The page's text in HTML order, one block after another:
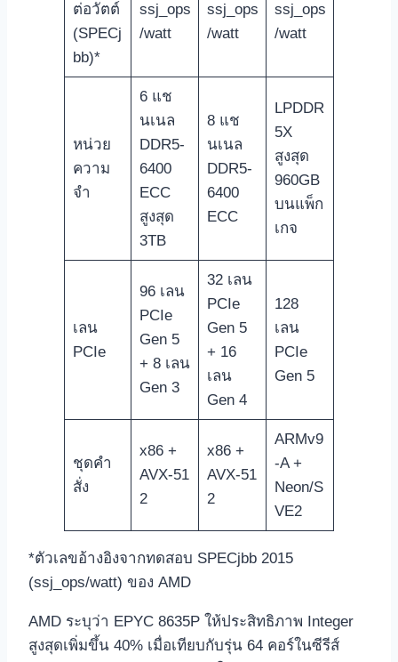
ต่อวัตต์
(SPECj
bb)*
ssj_ops
/watt
ssj_ops
/watt
ssj_ops
/watt
หน่วย
ความ
จำ
6 แช
นเนล
DDR5‑
6400
ECC
สูงสุด
3TB
8 แช
นเนล
DDR5‑
6400
ECC
LPDDR
5X
สูงสุด
960GB
บนแพ็ก
เกจ
เลน
PCIe
96 เลน
PCIe
Gen 5
+ 8 เลน
Gen 3
32 เลน
PCIe
Gen 5
+ 16
เลน
Gen 4
128
เลน
PCIe
Gen 5
ชุดคำ
สั่ง
x86 +
AVX‑51
2
x86 +
AVX‑51
2
ARMv9
‑A +
Neon/S
VE2
*ตัวเลขอ้างอิงจากทดสอบ SPECjbb 2015
(ssj_ops/watt) ของ AMD
AMD ระบุว่า EPYC 8635P ให้ประสิทธิภาพ Integer
สูงสุดเพิ่มขึ้น 40% เมื่อเทียบกับรุ่น 64 คอร์ในซีรีส์